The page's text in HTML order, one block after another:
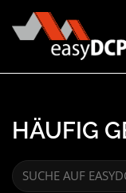
HÄUFIG